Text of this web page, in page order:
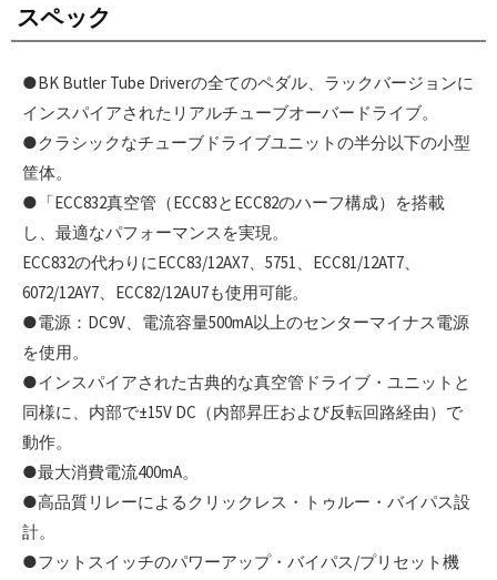
スペック
●BK Butler Tube Driverの全てのペダル、ラックバージョンに
インスパイアされたリアルチューブオーバードライブ。
●クラシックなチューブドライブユニットの半分以下の小型
筐体。
●「ECC832真空管（ECC83とECC82のハーフ構成）を搭載
し、最適なパフォーマンスを実現。
ECC832の代わりにECC83/12AX7、5751、ECC81/12AT7、
6072/12AY7、ECC82/12AU7も使用可能。
●電源：DC9V、電流容量500mA以上のセンターマイナス電源
を使用。
●インスパイアされた古典的な真空管ドライブ・ユニットと
同様に、内部で±15V DC（内部昇圧および反転回路経由）で
動作。
●最大消費電流400mA。
●高品質リレーによるクリックレス・トゥルー・バイパス設
計。
●フットスイッチのパワーアップ・バイパス/プリセット機